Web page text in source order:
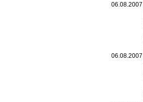
06.08.2007
06.08.2007